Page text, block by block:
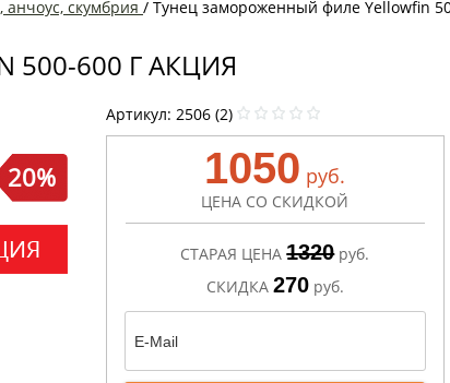
анчоус, скумбрия / Тунец замороженный филе Yellowfin
500-600 Г АКЦИЯ
20%
Артикул: 2506 (2)
1050 руб.
ЦЕНА СО СКИДКОЙ
СТАРАЯ ЦЕНА 1320 руб.
СКИДКА 270 руб.